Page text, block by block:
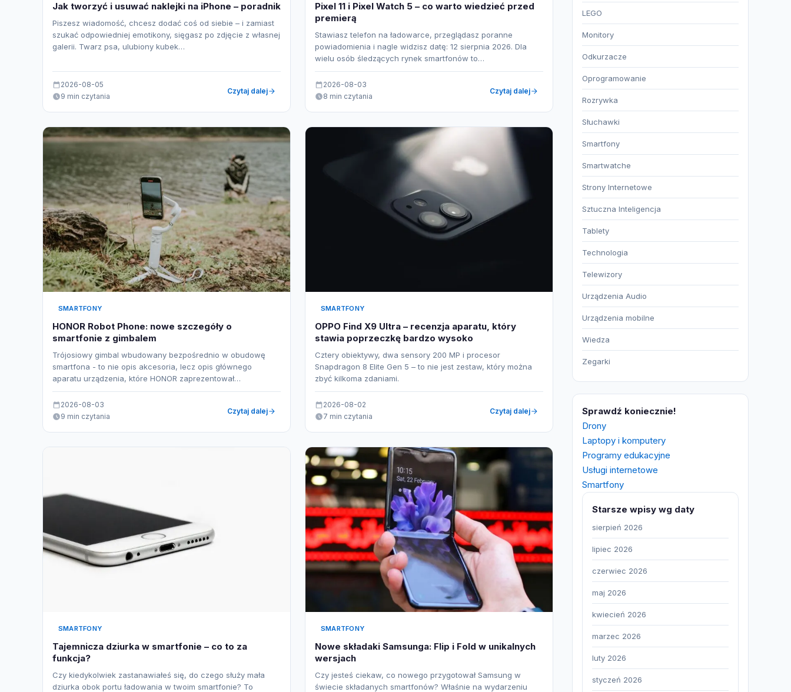
Jak tworzyć i usuwać naklejki na iPhone – poradnik
Piszesz wiadomość, chcesz dodać coś od siebie – i zamiast
szukać odpowiedniej emotikony, sięgasz po zdjęcie z własnej
galerii. Twarz psa, ulubiony kubek…
2026-08-05
9 min czytania
Czytaj dalej
Pixel 11 i Pixel Watch 5 – co warto wiedzieć przed
premierą
Stawiasz telefon na ładowarce, przeglądasz poranne
powiadomienia i nagle widzisz datę: 12 sierpnia 2026. Dla
wielu osób śledzących rynek smartfonów to…
2026-08-03
8 min czytania
Czytaj dalej
SMARTFONY
HONOR Robot Phone: nowe szczegóły o
smartfonie z gimbalem
Trójosiowy gimbal wbudowany bezpośrednio w obudowę
smartfona - to nie opis akcesoria, lecz opis głównego
aparatu urządzenia, które HONOR zaprezentował…
2026-08-03
9 min czytania
Czytaj dalej
SMARTFONY
OPPO Find X9 Ultra – recenzja aparatu, który
stawia poprzeczkę bardzo wysoko
Cztery obiektywy, dwa sensory 200 MP i procesor
Snapdragon 8 Elite Gen 5 – to nie jest zestaw, który można
zbyć kilkoma zdaniami.
2026-08-02
7 min czytania
Czytaj dalej
SMARTFONY
Tajemnicza dziurka w smartfonie – co to za
funkcja?
Czy kiedykolwiek zastanawiałeś się, do czego służy mała
dziurka obok portu ładowania w twoim smartfonie? To
SMARTFONY
Nowe składaki Samsunga: Flip i Fold w unikalnych
wersjach
Czy jesteś ciekaw, co nowego przygotował Samsung w
świecie składanych smartfonów? Właśnie na wydarzeniu
LEGO
Monitory
Odkurzacze
Oprogramowanie
Rozrywka
Słuchawki
Smartfony
Smartwatche
Strony Internetowe
Sztuczna Inteligencja
Tablety
Technologia
Telewizory
Urządzenia Audio
Urządzenia mobilne
Wiedza
Zegarki
Sprawdź koniecznie!
Drony
Laptopy i komputery
Programy edukacyjne
Usługi internetowe
Smartfony
Starsze wpisy wg daty
sierpień 2026
lipiec 2026
czerwiec 2026
maj 2026
kwiecień 2026
marzec 2026
luty 2026
styczeń 2026